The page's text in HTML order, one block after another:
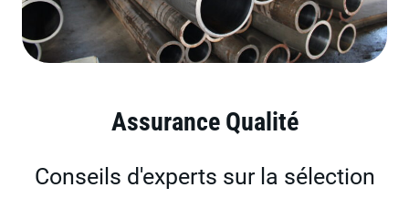
Assurance Qualité
Conseils d'experts sur la sélection